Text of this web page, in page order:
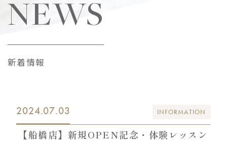
NEWS
新着情報
2024.07.03 INFORMATION
【船橋店】新規OPEN記念・体験レッスン